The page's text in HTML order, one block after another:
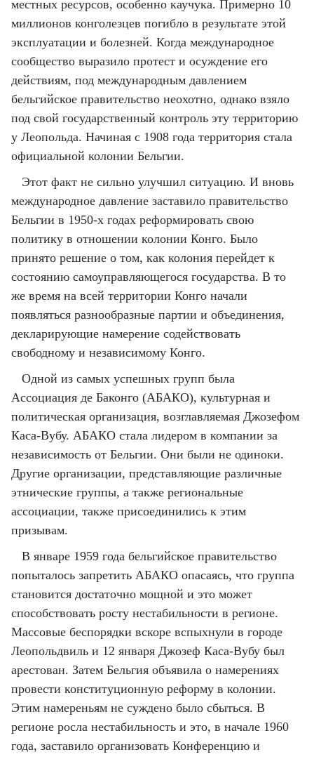
местных ресурсов, особенно каучука. Примерно 10
миллионов конголезцев погибло в результате этой
эксплуатации и болезней. Когда международное
сообщество выразило протест и осуждение его
действиям, под международным давлением
бельгийское правительство неохотно, однако взяло
под свой государственный контроль эту территорию
у Леопольда. Начиная с 1908 года территория стала
официальной колонии Бельгии.
Этот факт не сильно улучшил ситуацию. И вновь
международное давление заставило правительство
Бельгии в 1950-х годах реформировать свою
политику в отношении колонии Конго. Было
принято решение о том, как колония перейдет к
состоянию самоуправляющегося государства. В то
же время на всей территории Конго начали
появляться разнообразные партии и объединения,
декларирующие намерение содействовать
свободному и независимому Конго.
Одной из самых успешных групп была
Ассоциация де Баконго (АБАКО), культурная и
политическая организация, возглавляемая Джозефом
Каса-Вубу. АБАКО стала лидером в компании за
независимость от Бельгии. Они были не одиноки.
Другие организации, представляющие различные
этнические группы, а также региональные
ассоциации, также присоединились к этим
призывам.
В январе 1959 года бельгийское правительство
попыталось запретить АБАКО опасаясь, что группа
становится достаточно мощной и это может
способствовать росту нестабильности в регионе.
Массовые беспорядки вскоре вспыхнули в городе
Леопольдвиль и 12 января Джозеф Каса-Вубу был
арестован. Затем Бельгия объявила о намерениях
провести конституционную реформу в колонии.
Этим намереньям не суждено было сбыться. В
регионе росла нестабильность и это, в начале 1960
года, заставило организовать Конференцию и